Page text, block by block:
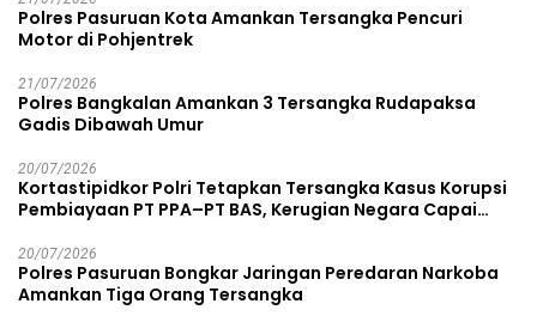
Polres Pasuruan Kota Amankan Tersangka Pencuri
Motor di Pohjentrek
21/07/2026
Polres Bangkalan Amankan 3 Tersangka Rudapaksa
Gadis Dibawah Umur
20/07/2026
Kortastipidkor Polri Tetapkan Tersangka Kasus Korupsi
Pembiayaan PT PPA–PT BAS, Kerugian Negara Capai
20/07/2026
Polres Pasuruan Bongkar Jaringan Peredaran Narkoba
Amankan Tiga Orang Tersangka